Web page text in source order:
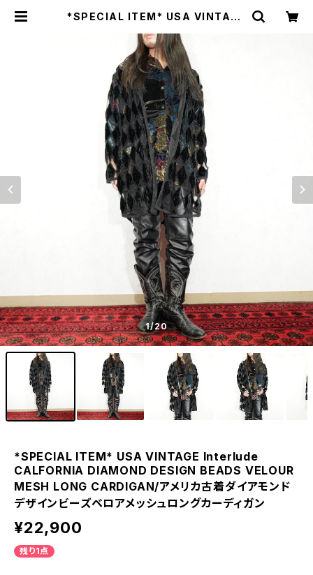
*SPECIAL ITEM* USA VINTAGE
D DESIGN BEADS VELOUR ME
SH LONG CARDIGAN/アメリカ古
着ダイアモンドデザインビーズベロア
メッシュロングカーディガン | Titti V
intage
1/20
*SPECIAL ITEM* USA VINTAGE Interlude
CALFORNIA DIAMOND DESIGN BEADS VELOUR
MESH LONG CARDIGAN/アメリカ古着ダイアモンド
デザインビーズベロアメッシュロングカーディガン
¥22,900
残り1点